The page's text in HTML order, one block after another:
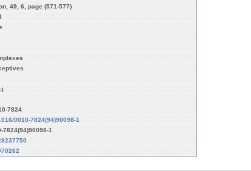
49, 6, page (571-577)
7824
0010-7824(94)90098-1
1